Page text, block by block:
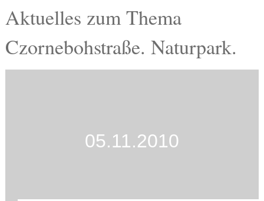
Kultur
Termine
Aktuelles zum Thema
Czornebohstraße. Naturpark.
05.11.2010